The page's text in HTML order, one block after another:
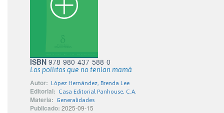
ISBN 978-980-437-588-0
Los pollitos que no tenían mamá
Autor: López Hernández, Brenda Lee
Editorial: Casa Editorial Panhouse, C.A.
Materia: Generalidades
Publicado: 2025-09-15